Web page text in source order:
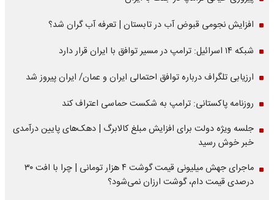
افزایش نجومی قبوض آب در تابستان | تعرفه آب گران شد؟
شبکه ۱۴ اسرائیل: ترامپ در مسیر توافق با ایران قرار دارد
ارزیابی تلگراف درباره توافق احتمالی ایران و عمان/ ایران پیروز شد
روزنامه پاکستانی: ترامپ به شکست حماسی اعتراف کند
جلسه ویژه دولت برای افزایش مبلغ کالابرگ | دهک‌های پایین درآمدی
خبر خوش رسید
ماجرای جهش میلیونی قیمت گوشت ۴ هزار تومانی | چرا با افت ۳۰
درصدی قیمت دام، گوشت ارزان نمی‌شود؟